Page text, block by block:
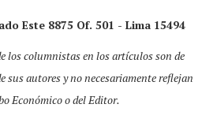
Este 8875 Of. 501 - Lima 15494
los columnistas en los artículos son de
sus autores y no necesariamente reflejan
Económico o del Editor.